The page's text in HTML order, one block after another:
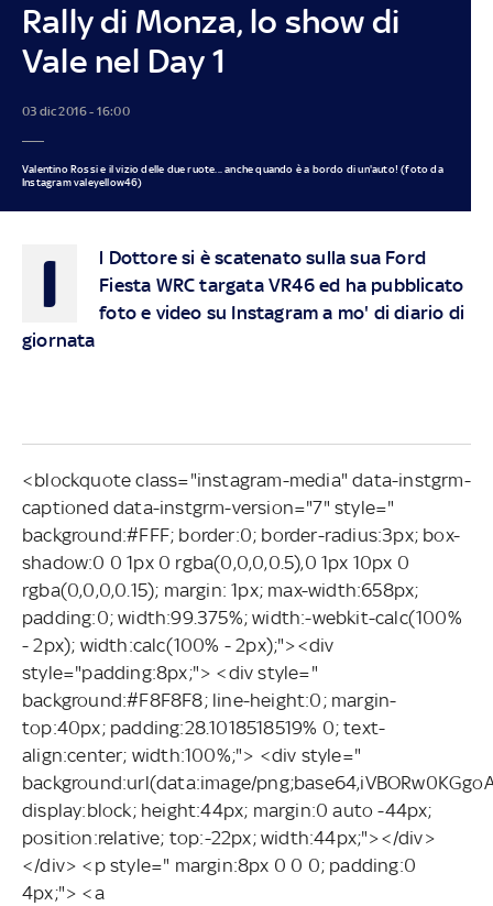
Rally di Monza, lo show di
Vale nel Day 1
03 dic 2016 - 16:00
Valentino Rossi e il vizio delle due ruote... anche quando è a bordo di un'auto! (foto da
Instagram valeyellow46)
I
l Dottore si è scatenato sulla sua Ford
Fiesta WRC targata VR46 ed ha pubblicato
foto e video su Instagram a mo' di diario di
giornata
<blockquote class="instagram-media" data-instgrm-
captioned data-instgrm-version="7" style="
background:#FFF; border:0; border-radius:3px; box-
shadow:0 0 1px 0 rgba(0,0,0,0.5),0 1px 10px 0
rgba(0,0,0,0.15); margin: 1px; max-width:658px;
padding:0; width:99.375%; width:-webkit-calc(100%
- 2px); width:calc(100% - 2px);"><div
style="padding:8px;"> <div style="
background:#F8F8F8; line-height:0; margin-
top:40px; padding:28.1018518519% 0; text-
align:center; width:100%;"> <div style="
background:url(data:image/
display:block; height:44px; margin:0 auto -44px;
position:relative; top:-22px; width:44px;"></div>
</div> <p style=" margin:8px 0 0 0; padding:0
4px;"> <a